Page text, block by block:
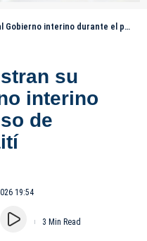
durante el proceso de transición en Haití
su
interino
de
19:54
3 Min Read